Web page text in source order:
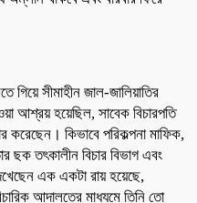
গিয়ে সীমাহীন জাল-জালিয়াতির
আশ্রয় হয়েছিল, সাবেক বিচারপতি
করেছেন। কিভাবে পরিকল্পনা মাফিক,
ছক তৎকালীন বিচার বিভাগ এবং
এক একটা রায় হয়েছে,
আদালতের মাধ্যমে তিনি তো